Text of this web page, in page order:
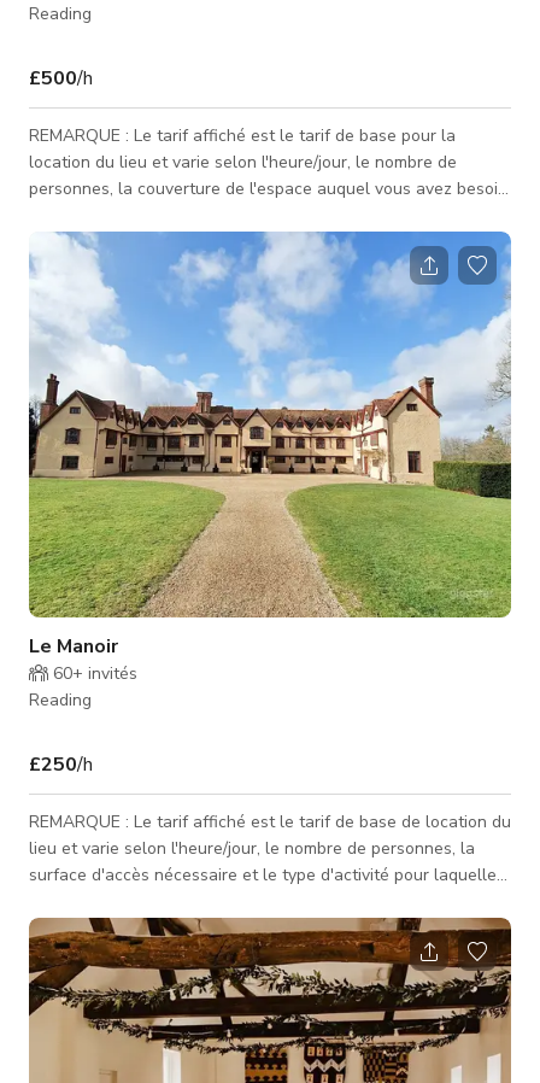
Reading
£500/h
REMARQUE : Le tarif affiché est le tarif de base pour la
location du lieu et varie selon l'heure/jour, le nombre de
personnes, la couverture de l'espace auquel vous avez besoin
réservé. Contactez-nous pour des tarifs personnalisés.
Imprégnée d'histoire et située dans une campagne magnifique
à la frontière entre le Berkshire et le Hampshire, notre manoir
Tudor classé Grade 1 et la grange à dîmes restent un joyau
méconnu p
Le Manoir
60+ invités
Reading
£250/h
REMARQUE : Le tarif affiché est le tarif de base de location du
lieu et varie selon l'heure/jour, le nombre de personnes, la
surface d'accès nécessaire et le type d'activité pour laquelle
personnalisés. Imprégnée d'histoire et située dans une
campagne magnifique à la frontière entre Berkshire et
Hampshire, notre manoir Tudor classé Grade 1 et sa grange à
dîme restent un joyau méconnu pour de nombreux couples
cherchant à cél�